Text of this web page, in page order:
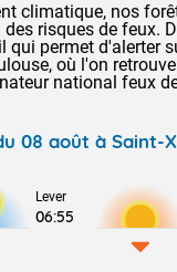
climatique, nos
risques de feux.
qui permet d'alerter
où l'on
national feux
08 août à Saint-
Lever
06:55